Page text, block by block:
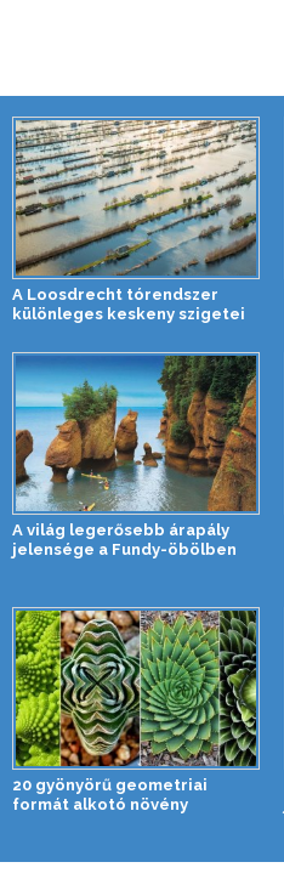
A Loosdrecht tórendszer
különleges keskeny szigetei
A világ legerősebb árapály
jelensége a Fundy-öbölben
20 gyönyörű geometriai
formát alkotó növény